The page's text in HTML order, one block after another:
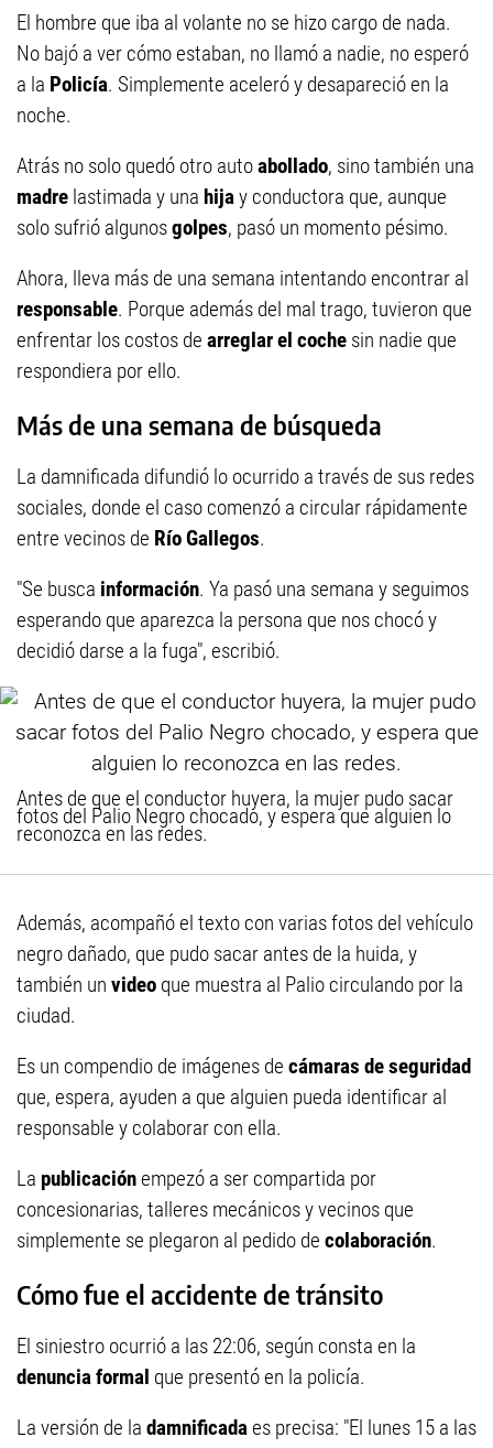
El hombre que iba al volante no se hizo cargo de nada.
No bajó a ver cómo estaban, no llamó a nadie, no esperó
a la Policía. Simplemente aceleró y desapareció en la
noche.
Atrás no solo quedó otro autoabollado, sino también una
madre lastimada y una hijay conductora que, aunque
solo sufrió algunosgolpes, pasó un momento pésimo.
Ahora, lleva más de una semana intentando encontrar al
responsable. Porque además del mal trago, tuvieron que
enfrentar los costos de arreglar el coche sin nadie que
respondiera por ello.
Más de una semana de búsqueda
La damnificada difundió lo ocurrido a través de sus redes
sociales, donde el caso comenzó a circular rápidamente
entre vecinos de Río Gallegos.
"Se busca información. Ya pasó una semana y seguimos
esperando que aparezca la persona que nos chocó y
decidió darse a la fuga", escribió.
Antes de que el conductor huyera, la mujer pudo sacar
fotos del Palio Negro chocado, y espera que alguien lo
reconozca en las redes.
Además, acompañó el texto con varias fotos del vehículo
negro dañado, que pudo sacar antes de la huida, y
también un video que muestra al Palio circulando por la
ciudad.
Es un compendio de imágenes de cámaras de seguridad
que, espera, ayuden a que alguien pueda identificar al
responsable y colaborar con ella.
La publicaciónempezó a ser compartida por
concesionarias, talleres mecánicos y vecinos que
simplemente se plegaron al pedido de colaboración.
Cómo fue el accidente de tránsito
El siniestro ocurrió a las 22:06, según consta en la
denuncia formal que presentó en la policía.
La versión de la damnificadaes precisa: "El lunes 15 a las